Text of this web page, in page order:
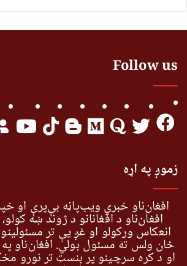
Follow us
زموږ په اړه
افغان‌ناو خبري ویب‌پاڼه بې‌پرې او
افغان‌ناو د افغانانو د ژوند ښه
انعکاس ورکولو او غږ یې تر
ځان ولس ته مسئول بولي. افغان‌ناو
او د کره سرچینو پر بنسټ تر نورو